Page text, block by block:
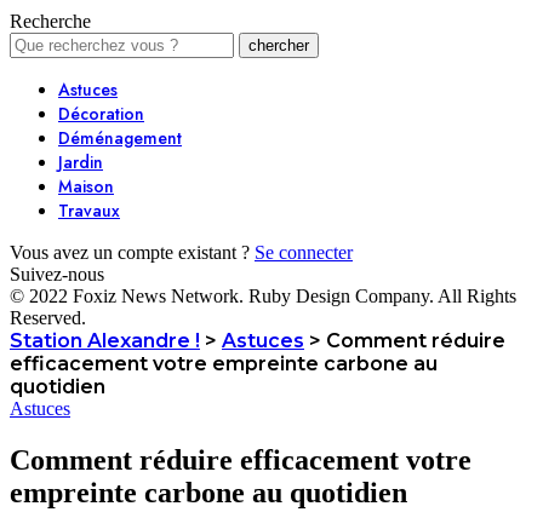
Recherche
Astuces
Décoration
Déménagement
Jardin
Maison
Travaux
Vous avez un compte existant ? Se connecter
Suivez-nous
© 2022 Foxiz News Network. Ruby Design Company. All Rights
Reserved.
Station Alexandre ! > Astuces > Comment réduire
efficacement votre empreinte carbone au
quotidien
Astuces
Comment réduire efficacement votre
empreinte carbone au quotidien